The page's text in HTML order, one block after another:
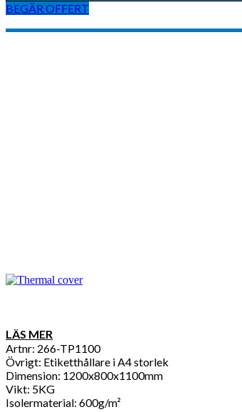
BEGÄR OFFERT
LÄS MER
Artnr: 266-TP1100
Övrigt: Etiketthållare i A4 storlek
Dimension: 1200x800x1100mm
Vikt: 5KG
Isolermaterial: 600g/m²